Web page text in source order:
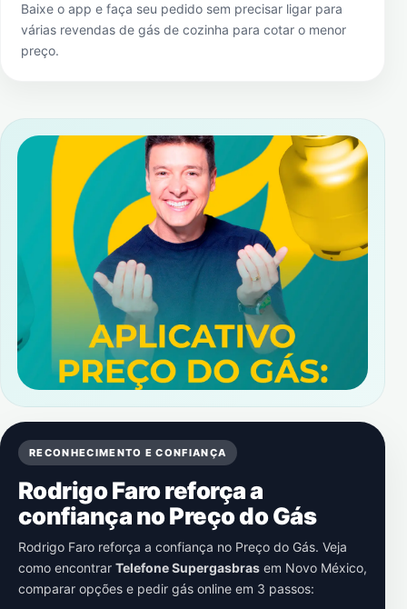
Baixe o app e faça seu pedido sem precisar ligar para
várias revendas de gás de cozinha para cotar o menor
preço.
RECONHECIMENTO E CONFIANÇA
Rodrigo Faro reforça a
confiança no Preço do Gás
Rodrigo Faro reforça a confiança no Preço do Gás. Veja
como encontrar Telefone Supergasbras em Novo México,
comparar opções e pedir gás online em 3 passos: